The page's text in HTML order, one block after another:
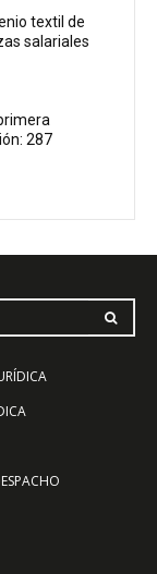
textil de
salariales
287